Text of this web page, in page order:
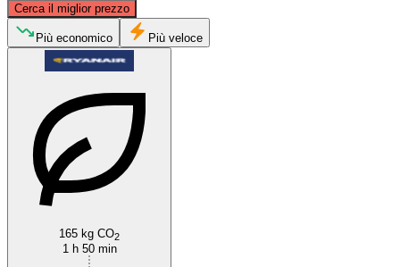
Cerca il miglior prezzo
Più economico Più veloce
165 kg CO2
1 h 50 min